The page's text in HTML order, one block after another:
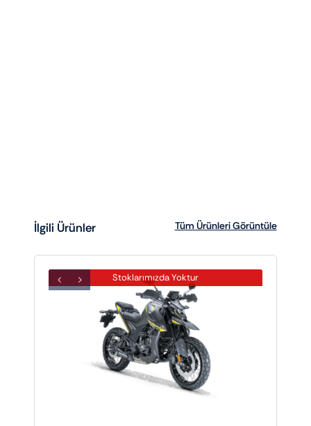
İlgili Ürünler Tüm Ürünleri Görüntüle
Stoklarımızda Yoktur